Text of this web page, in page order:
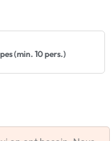
(min. 10 pers.)